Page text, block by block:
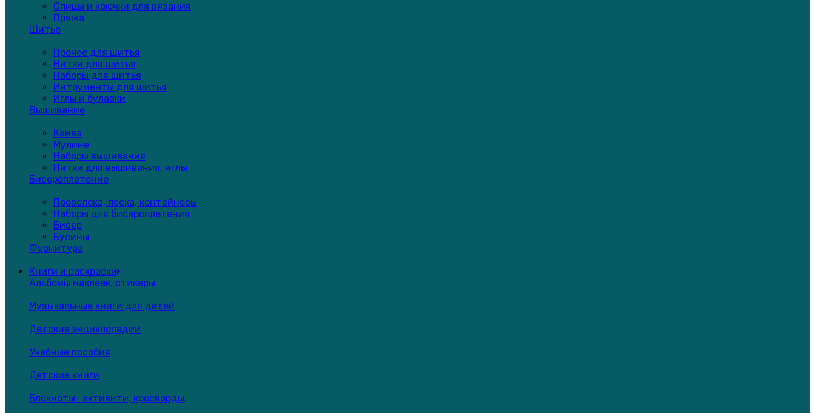
Спицы и крючки для вязания
Пряжа
Шитье
Прочее для шитья
Нитки для шитья
Наборы для шитья
Интрументы для шитья
Иглы и булавки
Вышивание
Канва
Мулине
Наборы вышивания
Нитки для вышивания, иглы
Бисероплетение
Проволока, леска, контейнеры
Наборы для бисероплетения
Бисер
Бусины
Фурнитура
Книги и раскраски
Альбомы наклеек, стикеры
Музыкальные книги для детей
Детские энциклопедии
Учебные пособия
Детские книги
Блокноты- активити, кросворды,